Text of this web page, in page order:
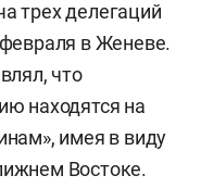
трех делегаций
в Женеве.
что
находятся на
имея в виду
Востоке.